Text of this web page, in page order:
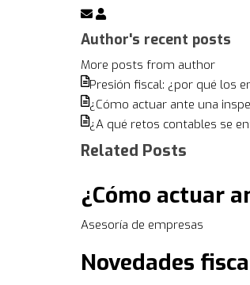
Subscribe
to
from
author
José
Mora
Author's recent posts
More posts from author
Presión fiscal: ¿por qué los
¿Cómo actuar ante una
¿A qué retos contables se
Related Posts
¿Cómo actuar
Asesoría de empresas
Novedades